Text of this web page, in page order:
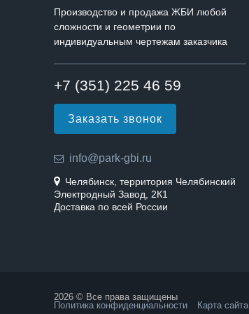
Производство и продажа ЖБИ любой
сложности и геометрии по
индивидуальным чертежам заказчика
+7 (351) 225 46 59
Заказать звонок
info@park-gbi.ru
Челябинск, территория Челябинский
Электродный Завод, 2К1
Доставка по всей России
2026 © Все права защищены
Политика конфиденциальности
Карта сайта